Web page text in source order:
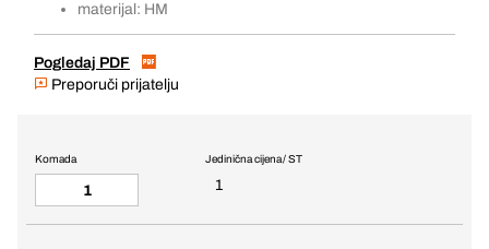
materijal: HM
Pogledaj PDF
Preporuči prijatelju
Jedinična cijena / ST
1
Komada